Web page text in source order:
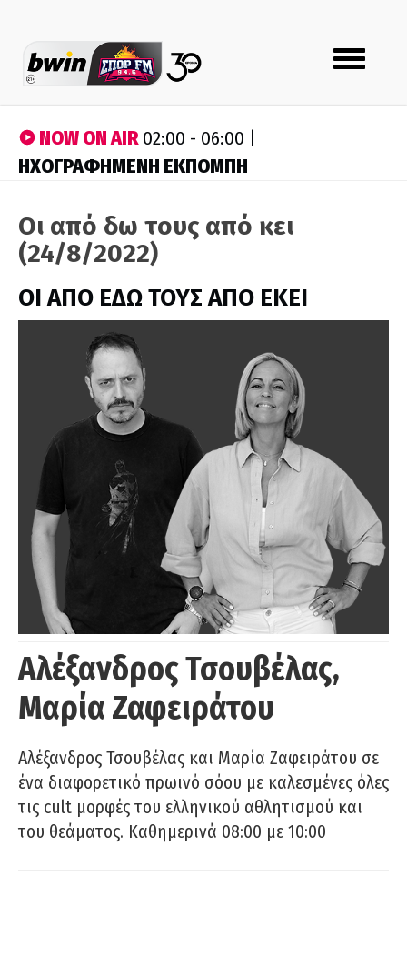
Toggle
navigation
NOW ON AIR02:00 - 06:00 |
ΗΧΟΓΡΑΦΗΜΕΝΗ ΕΚΠΟΜΠΗ
Οι από δω τους από κει
(24/8/2022)
ΟΙ ΑΠΟ ΕΔΩ ΤΟΥΣ ΑΠΟ ΕΚΕΙ
Αλέξανδρος Τσουβέλας,
Μαρία Ζαφειράτου
Αλέξανδρος Τσουβέλας και Μαρία Ζαφειράτου σε
ένα διαφορετικό πρωινό σόου με καλεσμένες όλες
τις cult μορφές του ελληνικού αθλητισμού και
του θεάματος. Καθημερινά 08:00 με 10:00